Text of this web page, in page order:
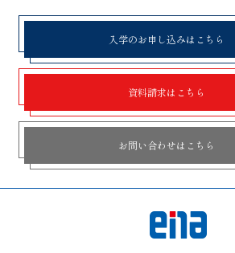
入学のお申し込みはこちら
資料請求はこちら
お問い合わせはこちら